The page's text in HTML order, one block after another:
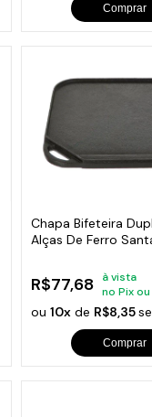
Comprar
Chapa Bifeteira
Alças De Ferro
R$77,68
à vista
no Pix
ou 10xde R$8,35
Comprar